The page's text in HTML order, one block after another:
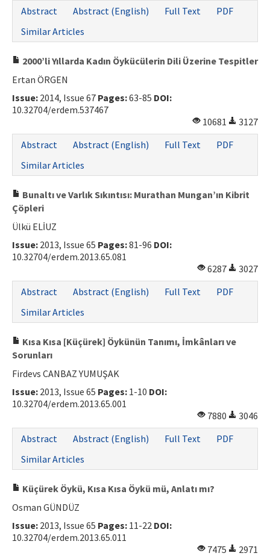
Abstract
Abstract (English) Full Text
PDF
Similar Articles
2000’li Yıllarda Kadın Öykücülerin Dili Üzerine Tespitler
Ertan ÖRGEN
Issue: 2014, Issue 67 Pages:63-85 DOI:
10.32704/erdem.537467
10681
3127
Abstract
Abstract (English) Full Text
PDF
Similar Articles
Bunaltı ve Varlık Sıkıntısı: Murathan Mungan’ın Kibrit
Çöpleri
Ülkü ELİUZ
Issue: 2013, Issue 65 Pages:81-96 DOI:
10.32704/erdem.2013.65.081
6287
3027
Abstract
Abstract (English) Full Text
PDF
Similar Articles
Kısa Kısa [Küçürek] Öykünün Tanımı, İmkânları ve
Sorunları
Firdevs CANBAZ YUMUŞAK
Issue: 2013, Issue 65 Pages: 1-10 DOI:
10.32704/erdem.2013.65.001
7880
3046
Abstract
Abstract (English) Full Text
PDF
Similar Articles
Küçürek Öykü, Kısa Kısa Öykü mü, Anlatı mı?
Osman GÜNDÜZ
Issue: 2013, Issue 65 Pages: 11-22 DOI:
10.32704/erdem.2013.65.011
7475
2971